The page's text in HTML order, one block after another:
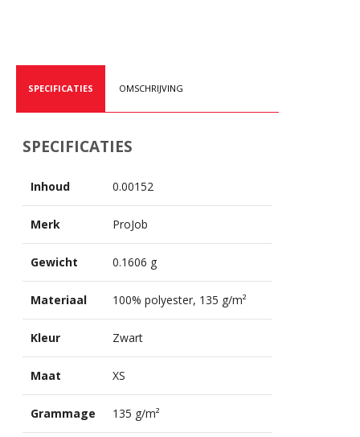
SPECIFICATIES OMSCHRIJVING
SPECIFICATIES
Inhoud 0.00152
Merk ProJob
Gewicht 0.1606 g
Materiaal 100% polyester, 135 g/m²
Kleur Zwart
Maat XS
Grammage 135 g/m²